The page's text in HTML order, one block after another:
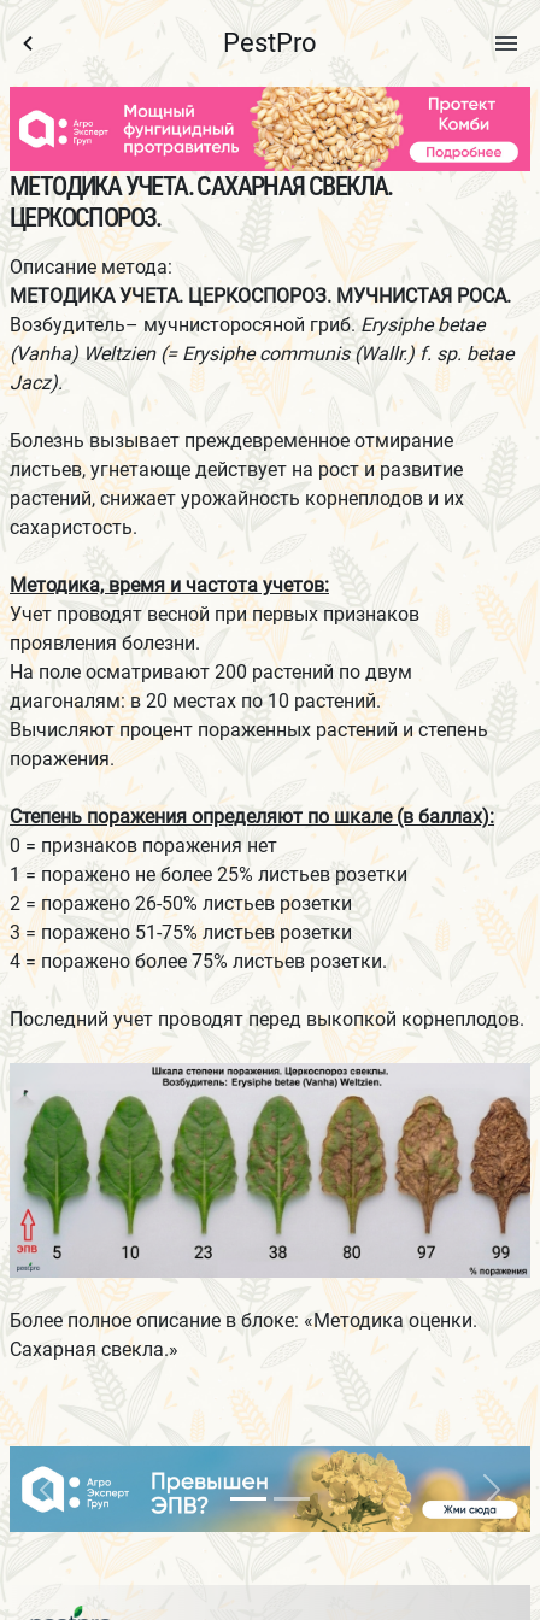
МЕТОДИКА УЧЕТА. САХАРНАЯ СВЕКЛА.
ЦЕРКОСПОРОЗ.
Описание метода:
МЕТОДИКА УЧЕТА. ЦЕРКОСПОРОЗ. МУЧНИСТАЯ РОСА.
Возбудитель– мучнисторосяной гриб. Erysiphe betae
(Vanha) Weltzien (= Erysiphe communis (Wallr.) f. sp. betae
Jacz).
Болезнь вызывает преждевременное отмирание
листьев, угнетающе действует на рост и развитие
растений, снижает урожайность корнеплодов и их
сахаристость.
Методика, время и частота учетов:
Учет проводят весной при первых признаков
проявления болезни.
На поле осматривают 200 растений по двум
диагоналям: в 20 местах по 10 растений.
Вычисляют процент пораженных растений и степень
поражения.
Степень поражения определяют по шкале (в баллах):
0 = признаков поражения нет
1 = поражено не более 25% листьев розетки
2 = поражено 26-50% листьев розетки
3 = поражено 51-75% листьев розетки
4 = поражено более 75% листьев розетки.
Последний учет проводят перед выкопкой корнеплодов.
Более полное описание в блоке: «Методика оценки.
Сахарная свекла.»
Previous Next